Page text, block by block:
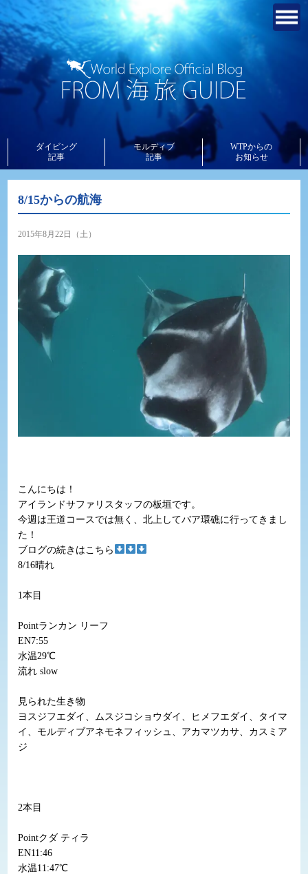
ダイビング
記事
モルディブ
記事
WTPからの
お知らせ
8/15からの航海
2015年8月22日（土）
こんにちは！
アイランドサファリスタッフの板垣です。
今週は王道コースでは無く、北上してバア環礁に行ってきまし
た！
ブログの続きはこちら
8/16晴れ
1本目
Pointランカン リーフ
EN7:55
水温29℃
流れ slow
見られた生き物
ヨスジフエダイ、ムスジコショウダイ、ヒメフエダイ、タイマ
イ、モルディブアネモネフィッシュ、アカマツカサ、カスミア
ジ
2本目
Pointクダ ティラ
EN11:46
水温11:47℃